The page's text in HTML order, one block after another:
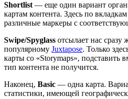
Shortlist — еще один вариант
картам контента. Здесь по
различные маркеры с
Swipe/Spyglass отсылает нас сразу
популярному Juxtapose. Только
карты со «Storymaps», подставить
тип контента не получится.
Наконец, Basic — одна карта.
статистики, имеющей